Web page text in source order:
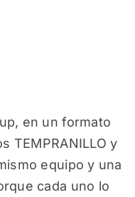
en un formato
TEMPRANILLO y
equipo y una
cada uno lo